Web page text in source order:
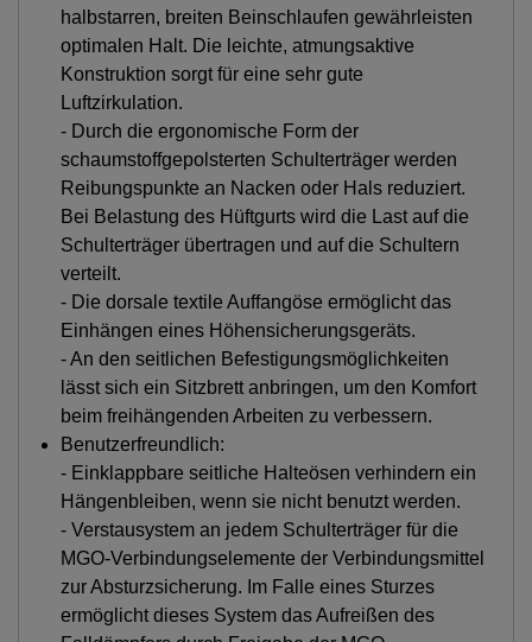
halbstarren, breiten Beinschlaufen gewährleisten
optimalen Halt. Die leichte, atmungsaktive
Konstruktion sorgt für eine sehr gute
Luftzirkulation.
- Durch die ergonomische Form der
schaumstoffgepolsterten Schulterträger werden
Reibungspunkte an Nacken oder Hals reduziert.
Bei Belastung des Hüftgurts wird die Last auf die
Schulterträger übertragen und auf die Schultern
verteilt.
- Die dorsale textile Auffangöse ermöglicht das
Einhängen eines Höhensicherungsgeräts.
- An den seitlichen Befestigungsmöglichkeiten
lässt sich ein Sitzbrett anbringen, um den Komfort
beim freihängenden Arbeiten zu verbessern.
Benutzerfreundlich:
- Einklappbare seitliche Halteösen verhindern ein
Hängenbleiben, wenn sie nicht benutzt werden.
- Verstausystem an jedem Schulterträger für die
MGO-Verbindungselemente der Verbindungsmittel
zur Absturzsicherung. Im Falle eines Sturzes
ermöglicht dieses System das Aufreißen des